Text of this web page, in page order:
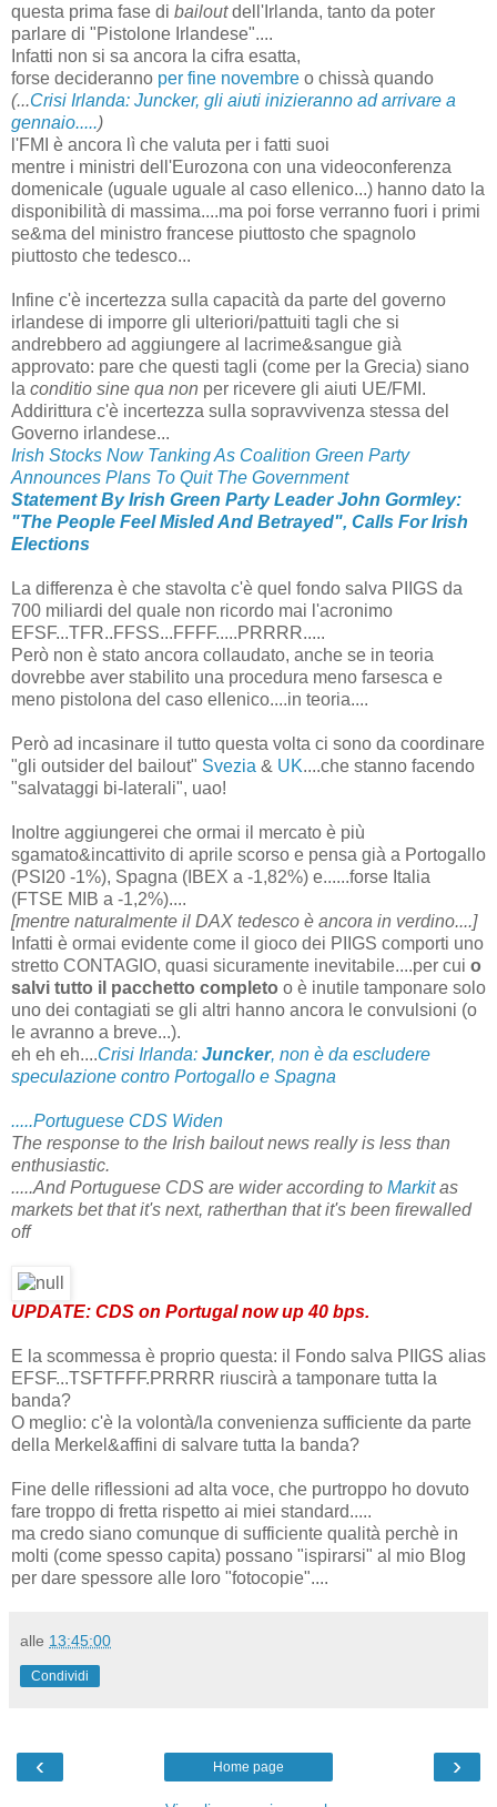
questa prima fase di bailoutdell'Irlanda, tanto da poter
parlare di "Pistolone Irlandese"....
Infatti non si sa ancora la cifra esatta,
forse decideranno per fine novembre o chissà quando
(...Crisi Irlanda: Juncker, gli aiuti inizieranno ad arrivare a
gennaio.....)
l'FMI è ancora lì che valuta per i fatti suoi
mentre i ministri dell'Eurozona con una videoconferenza
domenicale (uguale uguale al caso ellenico...) hanno dato la
disponibilità di massima....ma poi forse verranno fuori i primi
se&ma del ministro francese piuttosto che spagnolo
piuttosto che tedesco...
Infine c'è incertezza sulla capacità da parte del governo
irlandese di imporre gli ulteriori/pattuiti tagli che si
andrebbero ad aggiungere al lacrime&sangue già
approvato: pare che questi tagli (come per la Grecia) siano
la conditio sine qua non per ricevere gli aiuti UE/FMI.
Addirittura c'è incertezza sulla sopravvivenza stessa del
Governo irlandese...
Irish Stocks Now Tanking As Coalition Green Party
Announces Plans To Quit The Government
Statement By Irish Green Party Leader John Gormley:
"The People Feel Misled And Betrayed", Calls For Irish
Elections
La differenza è che stavolta c'è quel fondo salva PIIGS da
700 miliardi del quale non ricordo mai l'acronimo
EFSF...TFR..FFSS...FFFF.....PRRRR.....
Però non è stato ancora collaudato, anche se in teoria
dovrebbe aver stabilito una procedura meno farsesca e
meno pistolona del caso ellenico....in teoria....
Però ad incasinare il tutto questa volta ci sono da coordinare
"gli outsider del bailout" Svezia & UK....che stanno facendo
"salvataggi bi-laterali", uao!
Inoltre aggiungerei che ormai il mercato è più
sgamato&incattivito di aprile scorso e pensa già a Portogallo
(PSI20 -1%), Spagna (IBEX a -1,82%) e......forse Italia
(FTSE MIB a -1,2%)....
[mentre naturalmente il DAX tedesco è ancora in verdino....]
Infatti è ormai evidente come il gioco dei PIIGS comporti uno
stretto CONTAGIO, quasi sicuramente inevitabile....per cui o
salvi tutto il pacchetto completo o è inutile tamponare solo
uno dei contagiati se gli altri hanno ancora le convulsioni (o
le avranno a breve...).
eh eh eh....Crisi Irlanda: Juncker, non è da escludere
speculazione contro Portogallo e Spagna
.....Portuguese CDS Widen
The response to the Irish bailout news really is less than
enthusiastic.
.....And Portuguese CDS are wider according to Markit as
markets bet that it's next, ratherthan that it's been firewalled
off
UPDATE: CDS on Portugal now up 40 bps.
E la scommessa è proprio questa: il Fondo salva PIIGS alias
EFSF...TSFTFFF.PRRRR riuscirà a tamponare tutta la
banda?
O meglio: c'è la volontà/la convenienza sufficiente da parte
della Merkel&affini di salvare tutta la banda?
Fine delle riflessioni ad alta voce, che purtroppo ho dovuto
fare troppo di fretta rispetto ai miei standard.....
ma credo siano comunque di sufficiente qualità perchè in
molti (come spesso capita) possano "ispirarsi" al mio Blog
per dare spessore alle loro "fotocopie"....
alle 13:45:00
Condividi
‹ ›
Home page